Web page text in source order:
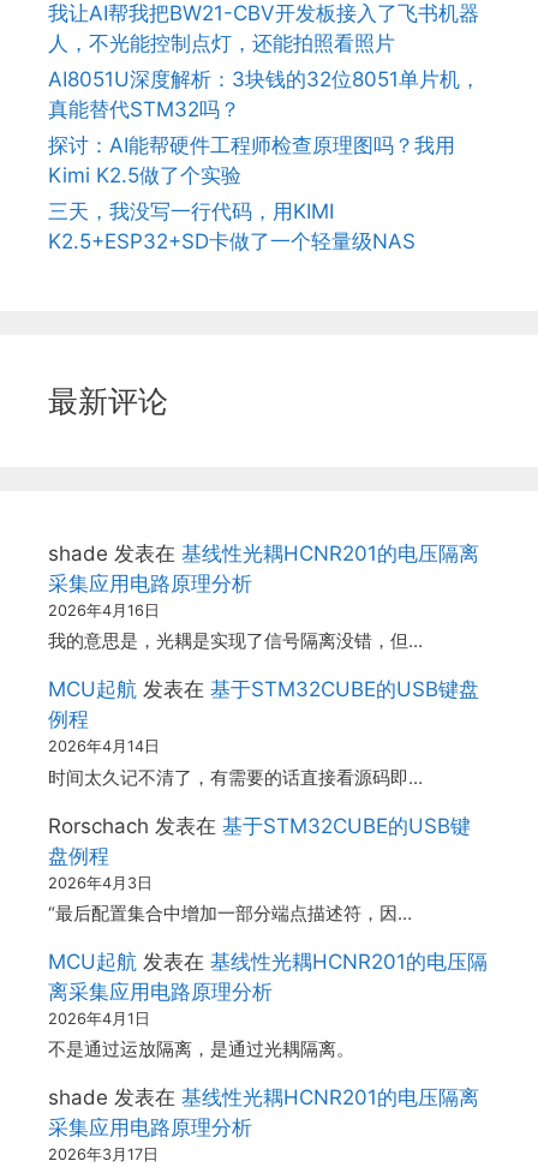
我让AI帮我把BW21-CBV开发板接入了飞书机器
人，不光能控制点灯，还能拍照看照片
AI8051U深度解析：3块钱的32位8051单片机，
真能替代STM32吗？
探讨：AI能帮硬件工程师检查原理图吗？我用
Kimi K2.5做了个实验
三天，我没写一行代码，用KIMI
K2.5+ESP32+SD卡做了一个轻量级NAS
最新评论
shade 发表在 基线性光耦HCNR201的电压隔离
采集应用电路原理分析
2026年4月16日
我的意思是，光耦是实现了信号隔离没错，但…
MCU起航 发表在 基于STM32CUBE的USB键盘
例程
2026年4月14日
时间太久记不清了，有需要的话直接看源码即…
Rorschach 发表在 基于STM32CUBE的USB键
盘例程
2026年4月3日
“最后配置集合中增加一部分端点描述符，因…
MCU起航 发表在 基线性光耦HCNR201的电压隔
离采集应用电路原理分析
2026年4月1日
不是通过运放隔离，是通过光耦隔离。
shade 发表在 基线性光耦HCNR201的电压隔离
采集应用电路原理分析
2026年3月17日